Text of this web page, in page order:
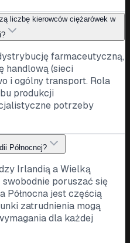
liczbę kierowców ciężarówek w
farmaceutyczną,
handlową (sieci
i ogólny transport. Rola
produkcji
potrzeby
Północnej?
Irlandią a Wielką
poruszać się
Północna jest częścią
zatrudnienia mogą
dla każdej